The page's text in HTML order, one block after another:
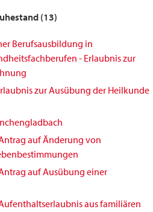
(13)
Berufsausbildung in
- Erlaubnis zur
zur Ausübung der Heilkunde
auf Änderung von
auf Ausübung einer
aus familiären